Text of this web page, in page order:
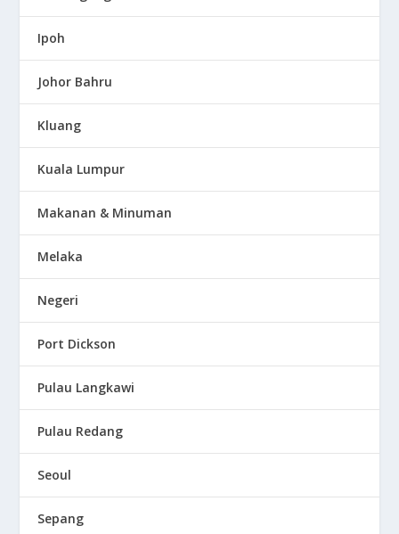
Ipoh
Johor Bahru
Kluang
Kuala Lumpur
Makanan & Minuman
Melaka
Negeri
Port Dickson
Pulau Langkawi
Pulau Redang
Seoul
Sepang